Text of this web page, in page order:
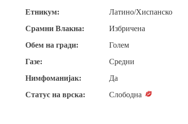
Етникум:
Латино/Хиспанско
Срамни Влакна:
Избричена
Обем на гради:
Голем
Газе:
Средни
Нимфоманијак:
Да
Статус на врска:
Слободна